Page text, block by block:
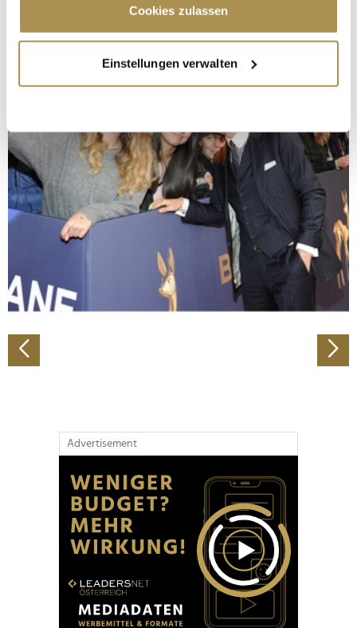
Trigger Symbol ändern oder widerrufen
Informationen über Ihre geografische Lage
erfassen, welche bis auf einige Meter genau sein
bestimmten Merkmalen (Fingerprinting) identifizieren
Erfahren Sie mehr darüber, wie Ihre persönlichen Daten
verarbeitet werden, und legen Sie Ihre Präferenzen im
Abschnitt Einzelheitenfest.
Wir verwenden Cookies, um Inhalte und Anzeigen zu
personalisieren, Funktionen für soziale Medien anbieten
zu können und die Zugriffe auf unsere Website zu
analysieren. Außerdem geben wir Informationen zu Ihrer
soziale Medien, Werbung und Analysen weiter. Unsere
Partner führen diese Informationen möglicherweise mit
Cookies zulassen
Einstellungen verwalten
Advertisement